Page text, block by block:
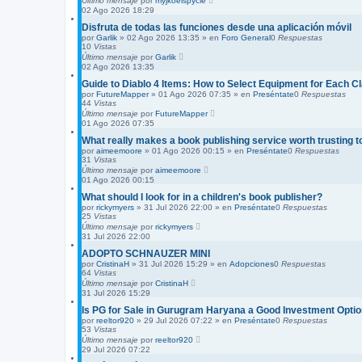
02 Ago 2026 18:29
Disfruta de todas las funciones desde una aplicación móvil
por Garlik » 02 Ago 2026 13:35 » en Foro General0 Respuestas
10 Vistas
Último mensaje por Garlik
02 Ago 2026 13:35
Guide to Diablo 4 Items: How to Select Equipment for Each
por FutureMapper» 01 Ago 2026 07:35 » en Preséntate0 Respuestas
44 Vistas
Último mensaje por FutureMapper
01 Ago 2026 07:35
What really makes a book publishing service worth trusting
por aimeemoore » 01 Ago 2026 00:15 » en Preséntate0 Respuestas
31 Vistas
Último mensaje por aimeemoore
01 Ago 2026 00:15
What should I look for in a children's book publisher?
por rickymyers » 31 Jul 2026 22:00 » en Preséntate0 Respuestas
25 Vistas
Último mensaje por rickymyers
31 Jul 2026 22:00
ADOPTO SCHNAUZER MINI
por CristinaH » 31 Jul 2026 15:29 » en Adopciones0 Respuestas
64 Vistas
Último mensaje por CristinaH
31 Jul 2026 15:29
Is PG for Sale in Gurugram Haryana a Good Investment
por reeltor920 » 29 Jul 2026 07:22 » en Preséntate0 Respuestas
53 Vistas
Último mensaje por reeltor920
29 Jul 2026 07:22